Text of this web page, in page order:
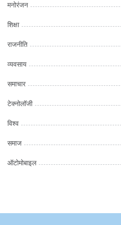
मनोरंजन
शिक्षा
राजनीति
व्यवसाय
समाचार
टेक्नोलॉजी
विश्व
समाज
ऑटोमोबाइल